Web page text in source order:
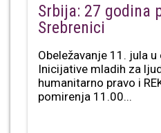
Srbija: 27 godina
Srebrenici
Obeležavanje 11. jula
Inicijative mladih za
humanitarno pravo i
pomirenja 11.00...